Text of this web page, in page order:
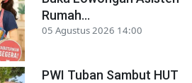
Rumah...
05 Agustus 2026 14:00
PWI Tuban Sambut HUT